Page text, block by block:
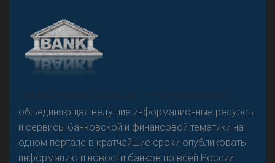
Резкого разворота на рынке автокредитов не
предвидится - «Интервью»
«Н
овости Банков России» – группа компаний,
объединяющая ведущие информационные ресурсы
и сервисы банковской и финансовой тематики на
одном портале в кратчайшие сроки опубликовать
информацию и новости банков по всей России.